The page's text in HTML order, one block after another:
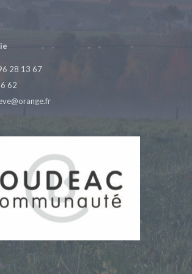
28 13 67
62